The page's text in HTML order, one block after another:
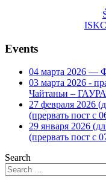
Events
04 марта 2026 —
03 марта 2026 -
Чайтаньи –
27 февраля 2026
(прервать пост с
29 января 2026
(прервать пост с
Search